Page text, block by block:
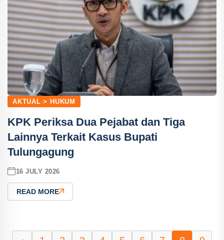
AKTUAL > HUKUM
KPK Periksa Dua Pejabat dan Tiga
Lainnya Terkait Kasus Bupati
Tulungagung
16 JULY 2026
READ MORE